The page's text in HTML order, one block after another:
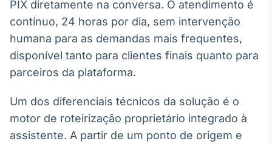
Monitoramento
inteligente de
notícias e
conteúdos
A melhor
plataforma para
analisar fundos
de investimento
no Brasil
PIX diretamente na conversa. O atendimento é
contínuo, 24 horas por dia, sem intervenção
humana para as demandas mais frequentes,
disponível tanto para clientes finais quanto para
parceiros da plataforma.
Um dos diferenciais técnicos da solução é o
motor de roteirização proprietário integrado à
assistente. A partir de um ponto de origem e